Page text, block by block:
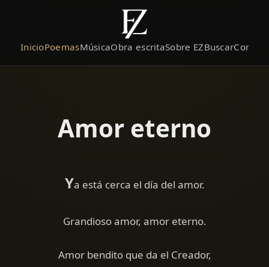
InicioPoemasMúsicaObra escritaSobre EZBuscar
Amor eterno
Ya está cerca el día del amor.
Grandioso amor, amor eterno.
Amor bendito que da el Creador,